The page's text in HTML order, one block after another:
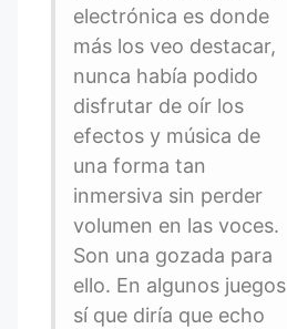
electrónica es donde
más los veo destacar,
nunca había podido
disfrutar de oír los
efectos y música de
una forma tan
inmersiva sin perder
volumen en las voces.
Son una gozada para
ello. En algunos juegos
sí que diría que echo